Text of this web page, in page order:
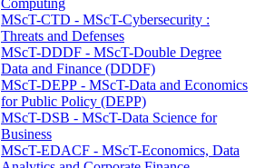
Computing
MScT-CTD - MScT-Cybersecurity :
Threats and Defenses
MScT-DDDF - MScT-Double Degree
Data and Finance (DDDF)
MScT-DEPP - MScT-Data and Economics
for Public Policy (DEPP)
MScT-DSB - MScT-Data Science for
Business
MScT-EDACF - MScT-Economics, Data